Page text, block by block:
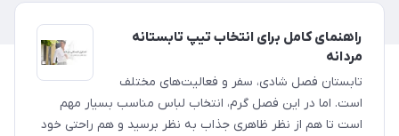
راهنمای کامل برای انتخاب تیپ تابستانه
مردانه
تابستان فصل شادی، سفر و فعالیت‌های مختلف
است. اما در این فصل گرم، انتخاب لباس مناسب بسیار مهم
است تا هم از نظر ظاهری جذاب به نظر برسید و هم راحتی خود